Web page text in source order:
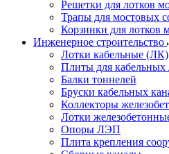
Решетки для лотков
Трапы для мостовых
Корзинки для лотков
Инженерное строительство
Лотки кабельные (ЛК)
Плиты для кабельных
Балки тоннелей
Бруски кабельных
Коллекторы
Лотки
Опоры ЛЭП
Плита крепления